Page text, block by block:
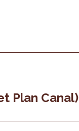
Plan Canal)